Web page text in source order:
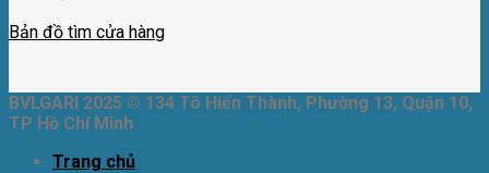
Bản đồ tìm cửa hàng
BVLGARI 2025 © 134 Tô Hiến Thành, Phường 13, Quận 10,
TP Hồ Chí Minh
Trang chủ